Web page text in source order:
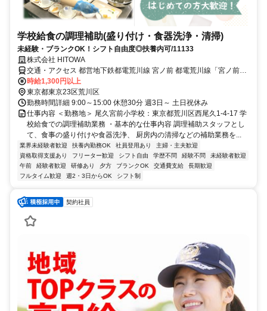
学校給食の調理補助(盛り付け・食器洗浄・清掃)
未経験・ブランクOK！シフト自由度◎扶養内可/11133
株式会社 HITOWA
交通・アクセス 都営地下鉄都電荒川線 宮ノ前 都電荒川線「宮ノ前
駅」/徒歩7分
時給1,300円以上
東京都東京23区荒川区
勤務時間詳細 9:00～15:00 休憩30分 週3日～ 土日祝休み
仕事内容 ＜勤務地＞ 尾久宮前小学校：東京都荒川区西尾久1-4-17 学
校給食での調理補助業務 ・基本的な仕事内容 調理補助スタッフとし
て、食事の盛り付けや食器洗浄、 厨房内の清掃などの補助業務を...
業界未経験者歓迎 扶養内勤務OK 社員登用あり
主婦・主夫歓迎
資格取得支援あり
フリーター歓迎 シフト自由 学歴不問 経験不問
未経験者歓迎
午前
経験者歓迎 研修あり 夕方 ブランクOK 交通費支給
長期歓迎
フルタイム歓迎
週2・3日からOK シフト制
契約社員